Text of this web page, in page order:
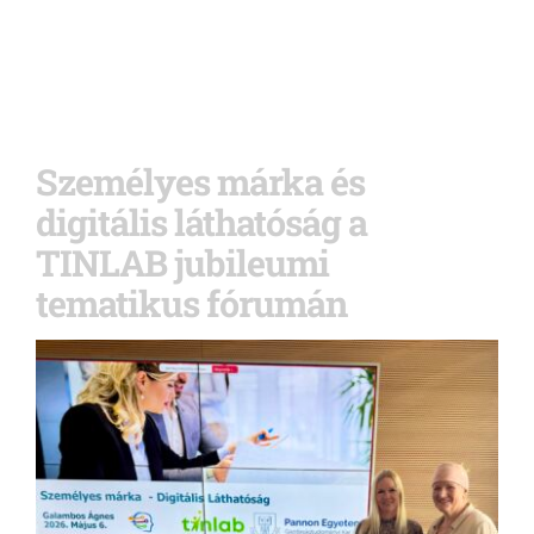
Személyes márka és
digitális láthatóság a
TINLAB jubileumi
tematikus fórumán